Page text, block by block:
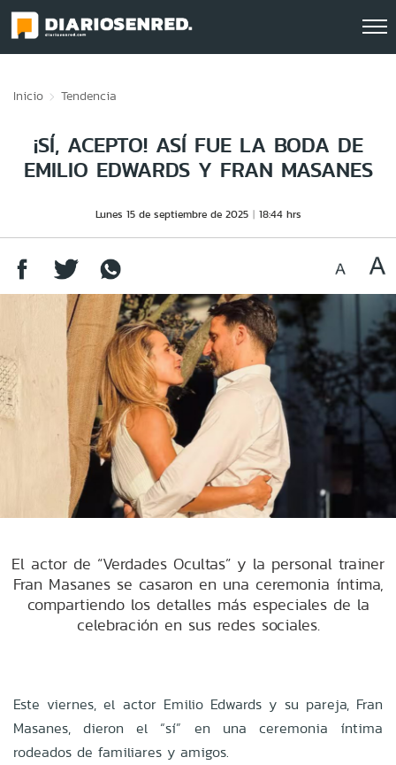
Inicio Tendencia
¡SÍ, ACEPTO! ASÍ FUE LA BODA DE
EMILIO EDWARDS Y FRAN MASANES
Lunes 15 de septiembre de 2025 18:44 hrs
El actor de “Verdades Ocultas” y la personal trainer
Fran Masanes se casaron en una ceremonia íntima,
compartiendo los detalles más especiales de la
celebración en sus redes sociales.
Este viernes, el actor Emilio Edwards y su pareja, Fran
Masanes, dieron el “sí” en una ceremonia íntima
rodeados de familiares y amigos.